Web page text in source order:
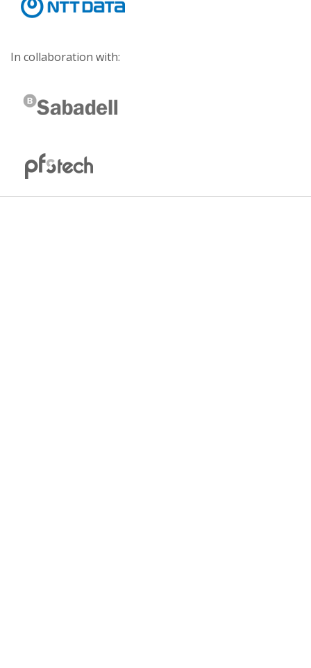
In collaboration with: